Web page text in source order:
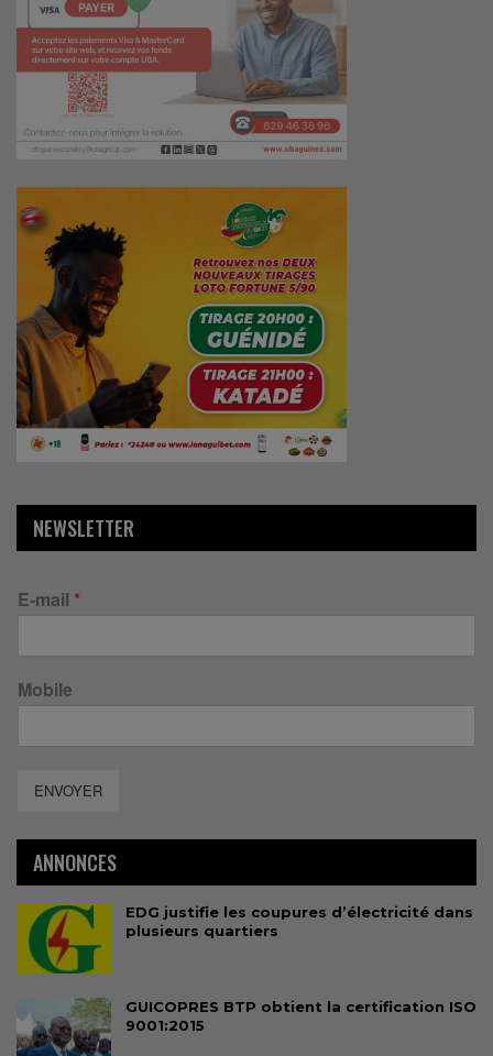
NEWSLETTER
E-mail *
Mobile
ENVOYER
ANNONCES
EDG justifie les coupures d’électricité dans
plusieurs quartiers
GUICOPRES BTP obtient la certification ISO
9001:2015